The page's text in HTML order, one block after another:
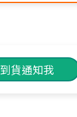
到貨通知我